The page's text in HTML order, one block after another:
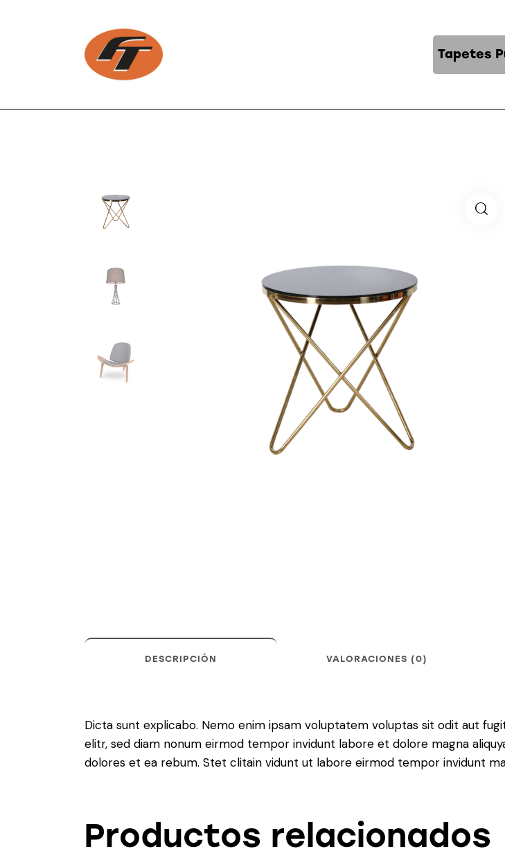
Tapetes
DESCRIPCIÓN VALORACIONES (0)
Dicta sunt explicabo. Nemo enim ipsam voluptatem voluptas sit odit aut
elitr, sed diam nonum eirmod tempor invidunt labore et dolore magna
dolores et ea rebum. Stet clitain vidunt ut labore eirmod tempor invidunt
Productos relacionados